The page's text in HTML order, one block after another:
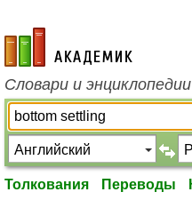
academic.ru
Словари и
Толкования Переводы